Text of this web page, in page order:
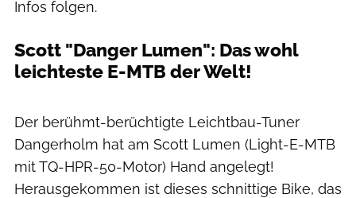
Infos folgen.
Scott "Danger Lumen": Das wohl
leichteste E-MTB der Welt!
Der berühmt-berüchtigte Leichtbau-Tuner
Dangerholm hat am Scott Lumen (Light-E-MTB
mit TQ-HPR-50-Motor) Hand angelegt!
Herausgekommen ist dieses schnittige Bike, das